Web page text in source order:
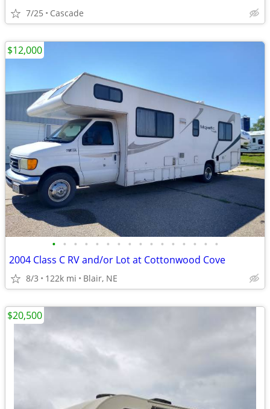
7/25 Cascade
• • • • • • • • • • • • • • • •
2004 Class C RV and/or Lot at Cottonwood Cove
8/3 122k mi Blair, NE
$12,000
$20,500